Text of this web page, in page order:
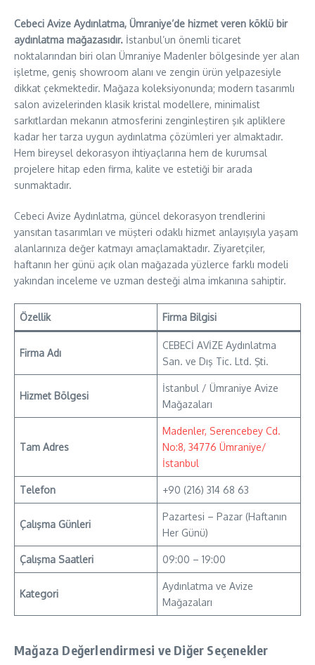
Cebeci Avize Aydınlatma, Ümraniye’de hizmet veren köklü bir
aydınlatma mağazasıdır. İstanbul’un önemli ticaret
noktalarından biri olan Ümraniye Madenler bölgesinde yer alan
işletme, geniş showroom alanı ve zengin ürün yelpazesiyle
dikkat çekmektedir. Mağaza koleksiyonunda; modern tasarımlı
salon avizelerinden klasik kristal modellere, minimalist
sarkıtlardan mekanın atmosferini zenginleştiren şık apliklere
kadar her tarza uygun aydınlatma çözümleri yer almaktadır.
Hem bireysel dekorasyon ihtiyaçlarına hem de kurumsal
projelere hitap eden firma, kalite ve estetiği bir arada
sunmaktadır.
Cebeci Avize Aydınlatma, güncel dekorasyon trendlerini
yansıtan tasarımları ve müşteri odaklı hizmet anlayışıyla yaşam
alanlarınıza değer katmayı amaçlamaktadır. Ziyaretçiler,
haftanın her günü açık olan mağazada yüzlerce farklı modeli
yakından inceleme ve uzman desteği alma imkanına sahiptir.
Özellik Firma Bilgisi
Firma Adı
CEBECİ AVİZE Aydınlatma
San. ve Dış Tic. Ltd. Şti.
Hizmet Bölgesi
İstanbul / Ümraniye Avize
Mağazaları
Tam Adres
Madenler, Serencebey Cd.
No:8, 34776 Ümraniye/
İstanbul
Telefon +90 (216) 314 68 63
Çalışma Günleri
Pazartesi – Pazar (Haftanın
Her Günü)
Çalışma Saatleri 09:00 – 19:00
Kategori
Aydınlatma ve Avize
Mağazaları
Mağaza Değerlendirmesi ve Diğer Seçenekler